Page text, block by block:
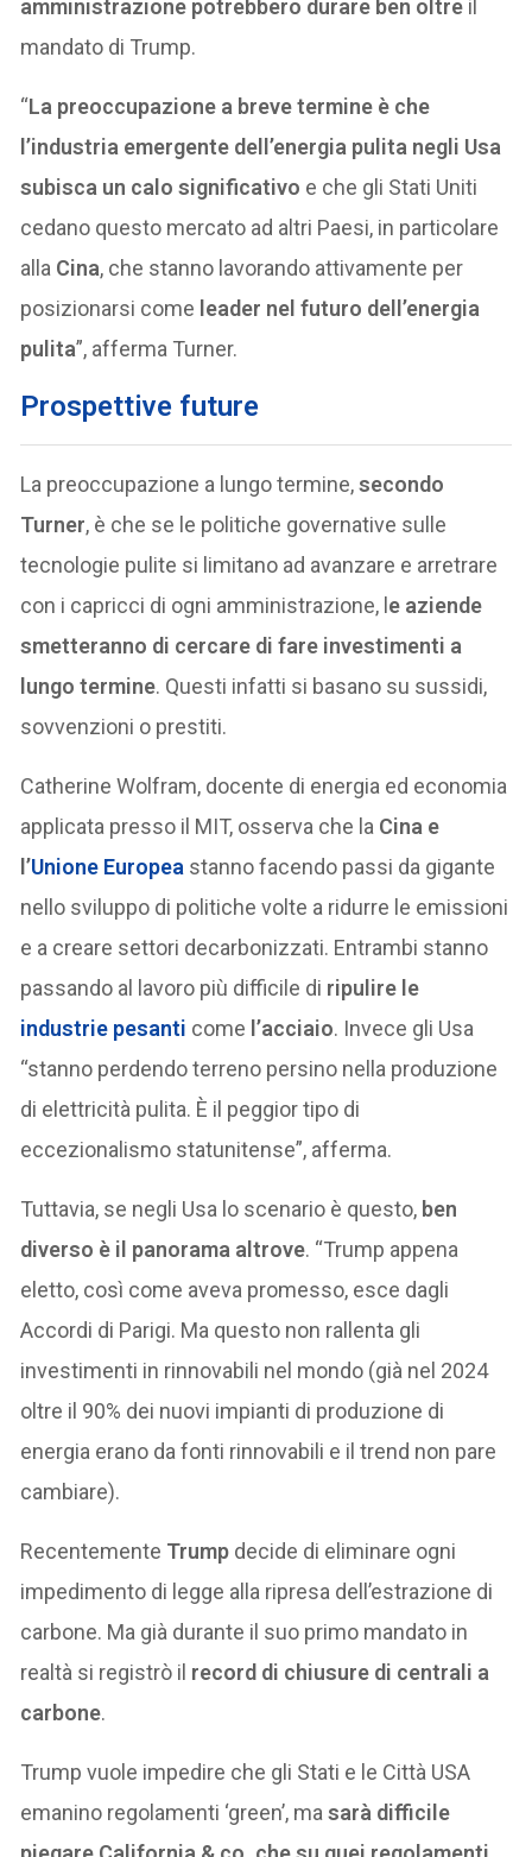
amministrazione potrebbero durare ben oltre il
mandato di Trump.
“La preoccupazione a breve termine è che
l’industria emergente dell’energia pulita negli Usa
subisca un calo significativo e che gli Stati Uniti
cedano questo mercato ad altri Paesi, in particolare
alla Cina, che stanno lavorando attivamente per
posizionarsi come leader nel futuro dell’energia
pulita”, afferma Turner.
Prospettive future
La preoccupazione a lungo termine,secondo
Turner, è che se le politiche governative sulle
tecnologie pulite si limitano ad avanzare e arretrare
con i capricci di ogni amministrazione, l e aziende
smetteranno di cercare di fare investimenti a
lungo termine. Questi infatti si basano su sussidi,
sovvenzioni o prestiti.
Catherine Wolfram, docente di energia ed economia
applicata presso il MIT, osserva che la Cina e
l’Unione Europea stanno facendo passi da gigante
nello sviluppo di politiche volte a ridurre le emissioni
e a creare settori decarbonizzati. Entrambi stanno
passando al lavoro più difficile di ripulire le
industrie pesanti come l’acciaio. Invece gli Usa
“stanno perdendo terreno persino nella produzione
di elettricità pulita. È il peggior tipo di
eccezionalismo statunitense”, afferma.
Tuttavia, se negli Usa lo scenario è questo, ben
diverso è il panorama altrove. “Trump appena
eletto, così come aveva promesso, esce dagli
Accordi di Parigi. Ma questo non rallenta gli
investimenti in rinnovabili nel mondo (già nel 2024
oltre il 90% dei nuovi impianti di produzione di
energia erano da fonti rinnovabili e il trend non pare
cambiare).
Recentemente Trump decide di eliminare ogni
impedimento di legge alla ripresa dell’estrazione di
carbone. Ma già durante il suo primo mandato in
realtà si registrò il record di chiusure di centrali a
carbone.
Trump vuole impedire che gli Stati e le Città USA
emanino regolamenti ‘green’, masarà difficile